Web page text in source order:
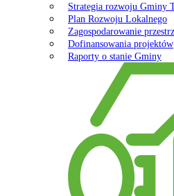
Strategia rozwoju Gminy
Plan Rozwoju Lokalnego
Zagospodarowanie
Dofinansowania projektów
Raporty o stanie Gminy